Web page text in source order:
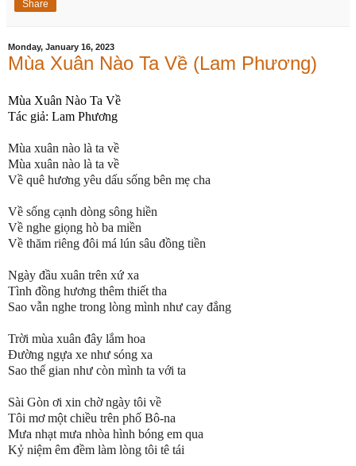
Share
Monday, January 16, 2023
Mùa Xuân Nào Ta Về (Lam Phương)
Mùa Xuân Nào Ta Về
Tác giả: Lam Phương
Mùa xuân nào là ta về
Mùa xuân nào là ta về
Về quê hương yêu dấu sống bên mẹ cha
Về sống cạnh dòng sông hiền
Về nghe giọng hò ba miền
Về thăm riêng đôi má lún sâu đồng tiền
Ngày đầu xuân trên xứ xa
Tình đồng hương thêm thiết tha
Sao vẫn nghe trong lòng mình như cay đắng
Trời mùa xuân đây lắm hoa
Đường ngựa xe như sóng xa
Sao thế gian như còn mình ta với ta
Sài Gòn ơi xin chờ ngày tôi về
Tôi mơ một chiều trên phố Bô-na
Mưa nhạt mưa nhòa hình bóng em qua
Kỷ niệm êm đềm làm lòng tôi tê tái